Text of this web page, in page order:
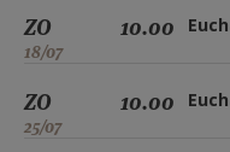
ZO
18/07
10.00
ZO
25/07
10.00